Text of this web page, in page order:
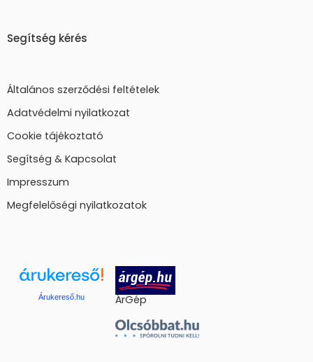
Segítség kérés
Általános szerződési feltételek
Adatvédelmi nyilatkozat
Cookie tájékoztató
Segítség & Kapcsolat
Impresszum
Megfelelőségi nyilatkozatok
Árukereső.hu ÁrGép